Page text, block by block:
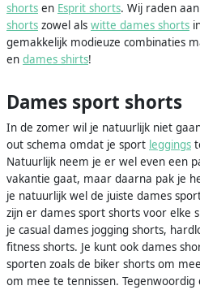
shorts en Esprit shorts. Wij raden
shorts zowel als witte dames shorts
gemakkelijk modieuze combinaties
en dames shirts!
Dames sport shorts
In de zomer wil je natuurlijk niet
out schema omdat je sport leggings
Natuurlijk neem je er wel even een
vakantie gaat, maar daarna pak je
je natuurlijk wel de juiste dames
zijn er dames sport shorts voor elke
je casual dames jogging shorts,
fitness shorts. Je kunt ook dames
sporten zoals de biker shorts om
om mee te tennissen.